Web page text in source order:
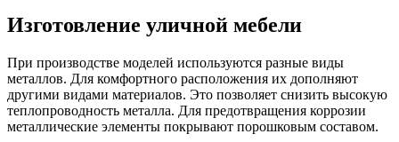
Изготовление уличной мебели
При производстве моделей используются разные виды
металлов. Для комфортного расположения их дополняют
другими видами материалов. Это позволяет снизить высокую
теплопроводность металла. Для предотвращения коррозии
металлические элементы покрывают порошковым составом.